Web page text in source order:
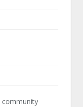
community